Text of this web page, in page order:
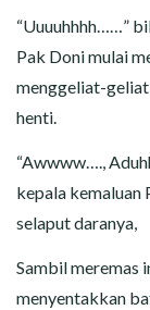
“Uuuuhhhh……”
Pak Doni mulai
menggeliat-geliat
henti.
“Awwww….,
kepala
selaput daranya,
Sambil meremas
menyentakkan